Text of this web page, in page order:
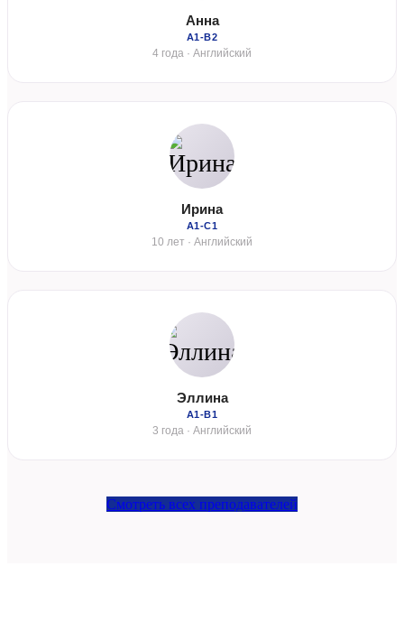
Анна
А1-В2
4 года · Английский
Ирина
А1-С1
10 лет · Английский
Эллина
А1-В1
3 года · Английский
Смотреть всех преподавателей